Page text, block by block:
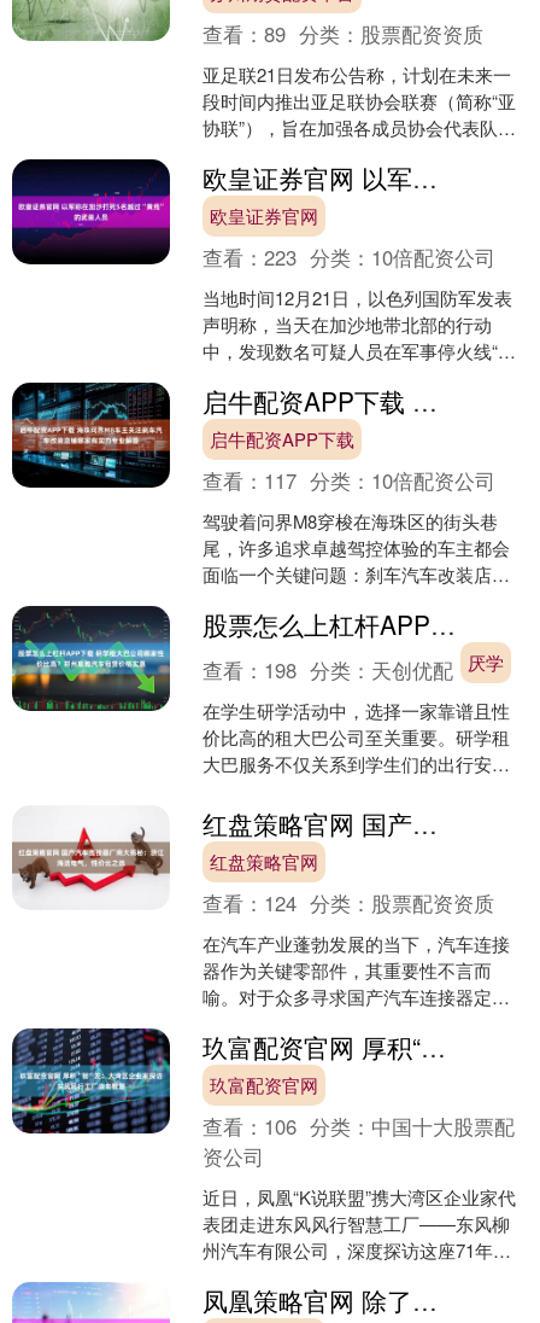
查看：89 分类： 股票配资资质
亚足联21日发布公告称，计划在未来一
段时间内推出亚足联协会联赛（简称“亚
协联”），旨在加强各成员协会代表队足
国际比赛框架。....
欧皇证券官网 以军称在加沙打死5名越过“黄线”的武装人员
欧皇证券官网
查看：223 分类： 10倍配资公司
当地时间12月21日，以色列国防军发表
声明称，当天在加沙地带北部的行动
中，发现数名可疑人员在军事停火线“黄
但仍有3名武装人员....
启牛配资APP下载 海珠问界M8车主关注刹车汽车改装店铺哪家有实力专业解答
启牛配资APP下载
查看： 117 分类： 10倍配资公司
驾驶着问界M8穿梭在海珠区的街头巷
尾，许多追求卓越驾控体验的车主都会
面临一个关键问题：刹车汽车改装店铺
后，牵涉到车辆性能提升的核....
股票怎么上杠杆APP下载 研学租大巴公司哪家性价比高？郑州宸雅汽车租赁价格实惠
厌学
查看： 198 分类： 天创优配
在学生研学活动中，选择一家靠谱且性
价比高的租大巴公司至关重要。研学租
大巴服务不仅关系到学生们的出行安
果。那么，研学租大巴公司有....
红盘策略官网 国产汽车连接器厂商大揭秘：浙江海迭电气，性价比之选
红盘策略官网
查看： 124 分类： 股票配资资质
在汽车产业蓬勃发展的当下，汽车连接
器作为关键零部件，其重要性不言而
喻。对于众多寻求国产汽车连接器定制
接器厂家中挑选到靠谱、性价....
玖富配资官网 厚积“智”发：大湾区企业家探访东风风行工厂造车智慧
玖富配资官网
查看： 106 分类： 中国十大股票配
资公司
近日，凤凰“K说联盟”携大湾区企业家代
表团走进东风风行智慧工厂——东风柳
州汽车有限公司，深度探访这座71年历
值标杆”的风行....
凤凰策略官网 除了诸葛瞻，诸葛亮还有1个儿子，如今游戏却把他变成美女